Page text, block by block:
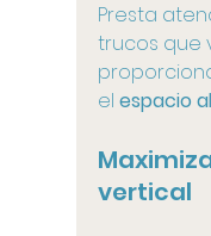
Presta
trucos que
el espacio
vertical